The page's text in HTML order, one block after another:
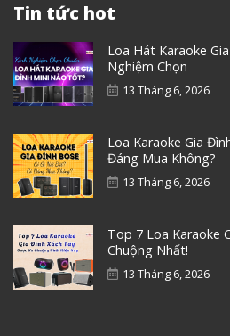
Tin tức hot
Loa Hát Karaoke
Nghiệm Chọn
13 Tháng 6, 2026
Loa Karaoke Gia
Đáng Mua Không?
13 Tháng 6, 2026
Top 7 Loa Karaoke
Chuộng Nhất!
13 Tháng 6, 2026